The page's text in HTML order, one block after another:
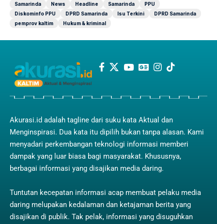
Samarinda
News Headline Samarinda
PPU
Diskominfo PPU
DPRD Samarinda Isu Terkini
DPRD Samarinda
pemprov kaltim
Hukum & kriminal
Akurasi.id adalah tagline dari suku kata Aktual dan
Menginspirasi. Dua kata itu dipilih bukan tanpa alasan. Kami
menyadari perkembangan teknologi informasi memberi
dampak yang luar biasa bagi masyarakat. Khususnya,
berbagai informasi yang disajikan media daring.
Tuntutan kecepatan informasi acap membuat pelaku media
daring melupakan kedalaman dan ketajaman berita yang
disajikan di publik. Tak pelak, informasi yang disuguhkan